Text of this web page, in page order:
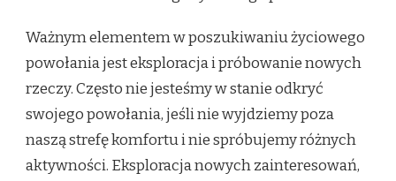
Ważnym elementem w poszukiwaniu życiowego
powołania jest eksploracja i próbowanie nowych
rzeczy. Często nie jesteśmy w stanie odkryć
swojego powołania, jeśli nie wyjdziemy poza
naszą strefę komfortu i nie spróbujemy różnych
aktywności. Eksploracja nowych zainteresowań,